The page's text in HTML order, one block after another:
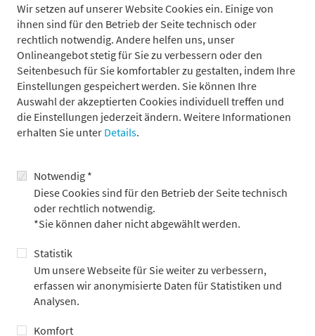
Wir setzen auf unserer Website Cookies ein. Einige von
ihnen sind für den Betrieb der Seite technisch oder
rechtlich notwendig. Andere helfen uns, unser
Onlineangebot stetig für Sie zu verbessern oder den
Seitenbesuch für Sie komfortabler zu gestalten, indem Ihre
Einstellungen gespeichert werden. Sie können Ihre
Auswahl der akzeptierten Cookies individuell treffen und
die Einstellungen jederzeit ändern. Weitere Informationen
erhalten Sie unter Details.
Notwendig *
Diese Cookies sind für den Betrieb der Seite technisch
oder rechtlich notwendig.
*Sie können daher nicht abgewählt werden.
Statistik
Um unsere Webseite für Sie weiter zu verbessern,
erfassen wir anonymisierte Daten für Statistiken und
Analysen.
Komfort
24.7.2026
Werbeinformation der Metzler Asset
Management GmbH
(nachfolgend zusammen mit den verbundenen Unternehmen
im Sinne von §§ 15 ff. AktG „Metzler“ genannt) enthält
Informationen, die aus öffentlichen Quellen stammen, die wir
für verlässlich halten. Metzler übernimmt jedoch keine
Informationen. Metzler behält sich unangekündigte
Änderungen der in dieser Unterlage zum Ausdruck gebrachten
Meinungen, Vorhersagen, Schätzungen und Prognosen vor
und unterliegt keiner Verpflichtung, diese Unterlage zu
informieren, falls sich eine dieser Aussagen verändert hat oder